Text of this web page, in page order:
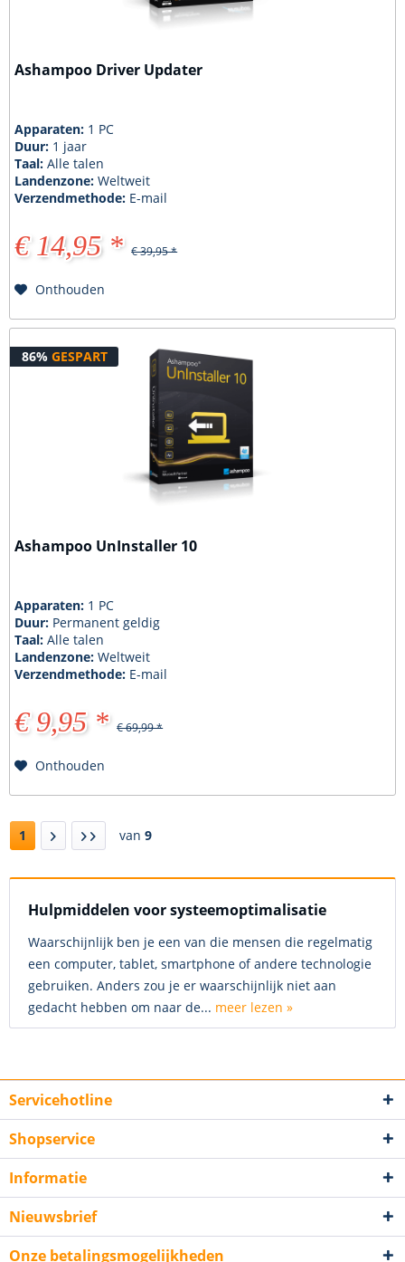
Ashampoo Driver Updater
Apparaten: 1 PC
Duur: 1 jaar
Taal:Alle talen
Landenzone:Weltweit
Verzendmethode: E-mail
€ 14,95 * € 39,95 *
Onthouden
86% GESPART
Ashampoo UnInstaller 10
Apparaten: 1 PC
Duur: Permanent geldig
Taal:Alle talen
Landenzone:Weltweit
Verzendmethode: E-mail
€ 9,95 * € 69,99 *
Onthouden
1 van 9
Hulpmiddelen voor systeemoptimalisatie
Waarschijnlijk ben je een van die mensen die regelmatig
een computer, tablet, smartphone of andere technologie
gebruiken. Anders zou je er waarschijnlijk niet aan
gedacht hebben om naar de... meer lezen »
Servicehotline
Shopservice
Informatie
Nieuwsbrief
Onze betalingsmogelijkheden